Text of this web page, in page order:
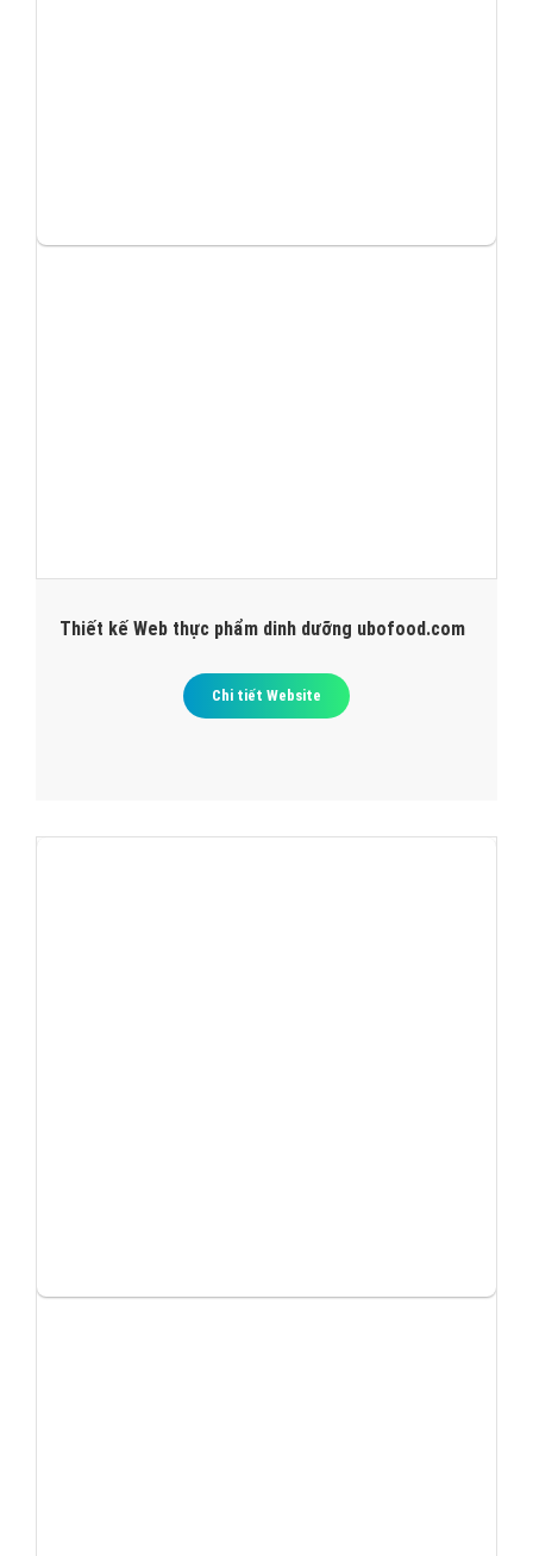
Thiết kế Web thực phẩm dinh dưỡng ubofood.com
Chi tiết Website